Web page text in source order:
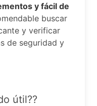
y fácil de
buscar
y verificar
de seguridad y
útil??